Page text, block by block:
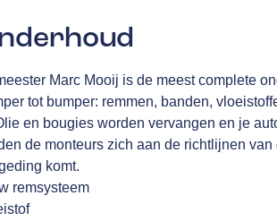
Marc Mooij is de meest complete
tot bumper: remmen, banden,
en bougies worden vervangen en je
de monteurs zich aan de richtlijnen
komt.
remsysteem